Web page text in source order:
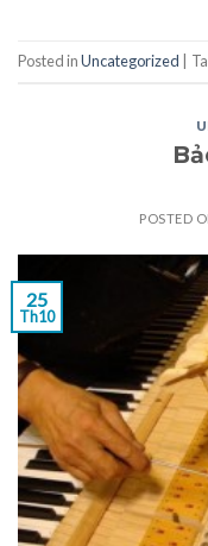
Posted inUncategorized
POSTED
25
Th10